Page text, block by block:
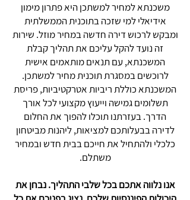
משכנתא למחיר למשתכן היא פתרון מימון
אידיאלי למי שזכה בתוכנית הממשלתית
ומבקש לרכוש דירה חדשה במחיר מוזל. שירות
זה נועד להקל עליכם את תהליך קבלת
המשכנתא, עם תנאים מותאמים אישית
לרוכשים במסגרת תוכנית מחיר למשתכן.
המשכנתא כוללת ריביות אטרקטיביות, פריסת
תשלומים גמישה וייעוץ מקצועי לכל אורך
הדרך. בעזרתנו תוכלו להפוך את החלום
לדירה בבעלותכם למציאות, ליהנות מביטחון
כלכלי ולהתחיל את חייכם בבית חדש ובמחיר
משתלם.
אנו נלווה אתכם בכל שלבי התהליך. נבחן את